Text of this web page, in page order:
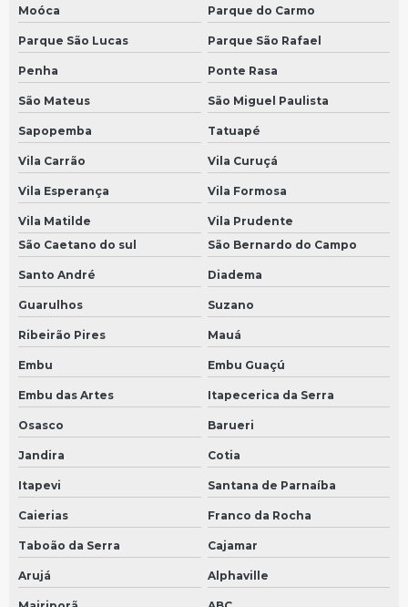
Manutenção de velocímetro em São Bernardo do Campo
Manutenção de velocímetro em São Paulo
Manutenção de velocímetro do carro em São Bernardo do Campo
Manutenção de velocímetro do carro em São Paulo
Manutenção de velocimetro digital em São Bernardo do
Campo
Manutenção de velocimetro digital em São Paulo
Manutenção de velocimetro automotivo em São Bernardo do Campo
Manutenção de velocimetro automotivo em São Paulo
Sensor tacografo em São Bernardo do Campo
Sensor tacografo em São Paulo
Sensor de velocidade tacografo em São Bernardo do Campo
Sensor de velocidade tacografo em São Paulo
Sensor tacógrafo 25mm em São Bernardo do Campo
Sensor tacógrafo 25mm em São Paulo
Velocimetro
Sensor tacógrafo 35mm em São Bernardo do Campo
Sensor tacógrafo 35mm em São Paulo
Moóca Parque do Carmo
Parque São Lucas Parque São Rafael
Penha Ponte Rasa
São Mateus São Miguel Paulista
Sapopemba Tatuapé
Vila Carrão Vila Curuçá
Vila Esperança Vila Formosa
Vila Matilde
Vila Prudente
São Caetano do sul
São Bernardo do Campo
Santo André Diadema
Guarulhos Suzano
Ribeirão Pires Mauá
Embu Embu Guaçú
Embu das Artes Itapecerica da Serra
Osasco Barueri
Jandira Cotia
Itapevi Santana de Parnaíba
Caierias Franco da Rocha
Taboão da Serra Cajamar
Arujá Alphaville